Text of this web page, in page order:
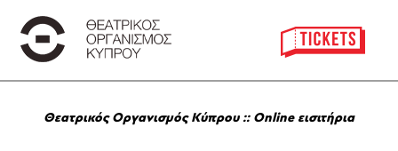
Θεατρικός Οργανισμός Κύπρου :: Online εισιτήρια